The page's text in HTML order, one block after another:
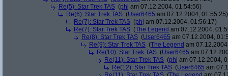
Re(5): Star Trek TAS (phj am 07.12.2004, 01:54:56)
Re(6): Star Trek TAS (User6465 am 07.12.2004, 01:55:25)
Re(7): Star Trek TAS (phj am 07.12.2004, 01:56:17)
Re(7): Star Trek TAS (The Legend am 07.12.2004,
Re(8): Star Trek TAS (User6465 am 07.12.2004,
Re(9): Star Trek TAS (The Legend am
Re(10): Star Trek TAS (User6465 am
Re(11): Star Trek TAS (phj am 07.12.2004,
Re(12): Star Trek TAS (User6465 am